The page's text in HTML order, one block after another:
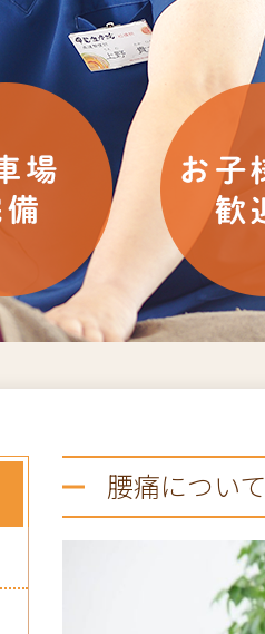
腰痛について